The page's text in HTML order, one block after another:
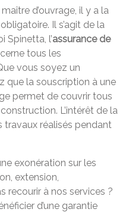
d’ouvrage, il y a la
Il s’agit de la
Spinetta, l’assurance de
tous les
vous soyez un
que la souscription à une
permet de couvrir tous
L’intérêt de la
travaux réalisés pendant
exonération sur les
extension,
recourir à nos services ?
d’une garantie